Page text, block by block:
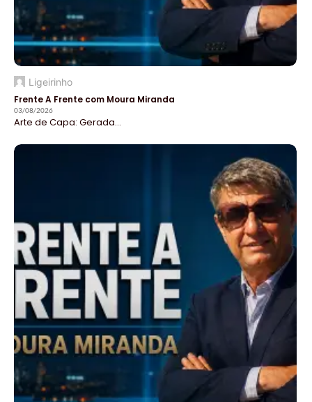
Ligeirinho
Frente A Frente com Moura Miranda
03/08/2026
Arte de Capa: Gerada...